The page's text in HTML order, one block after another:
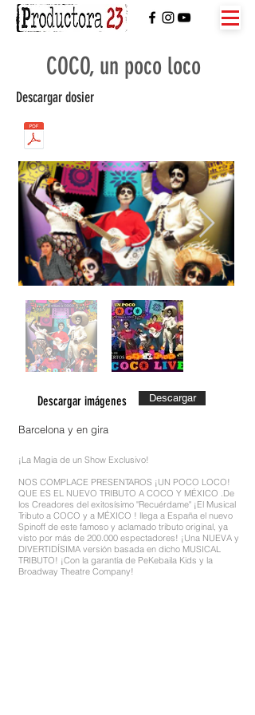
COCO, un poco loco
Descargar dosier
Descargar imágenes Descargar
Barcelona y en gira
¡La Magia de un Show Exclusivo!
NOS COMPLACE PRESENTAROS ¡UN POCO LOCO!
QUE ES EL NUEVO TRIBUTO A COCO Y MÉXICO .De
los Creadores del exitosísimo "Recuérdame" ¡El Musical
Tributo a COCO y a MÉXICO ! llega a España el nuevo
Spinoff de este famoso y aclamado tributo original, ya
visto por más de 200.000 espectadores! ¡Una NUEVA y
DIVERTIDÍSIMA versión basada en dicho MUSICAL
TRIBUTO! ¡Con la garantía de PeKebaila Kids y la
Broadway Theatre Company!